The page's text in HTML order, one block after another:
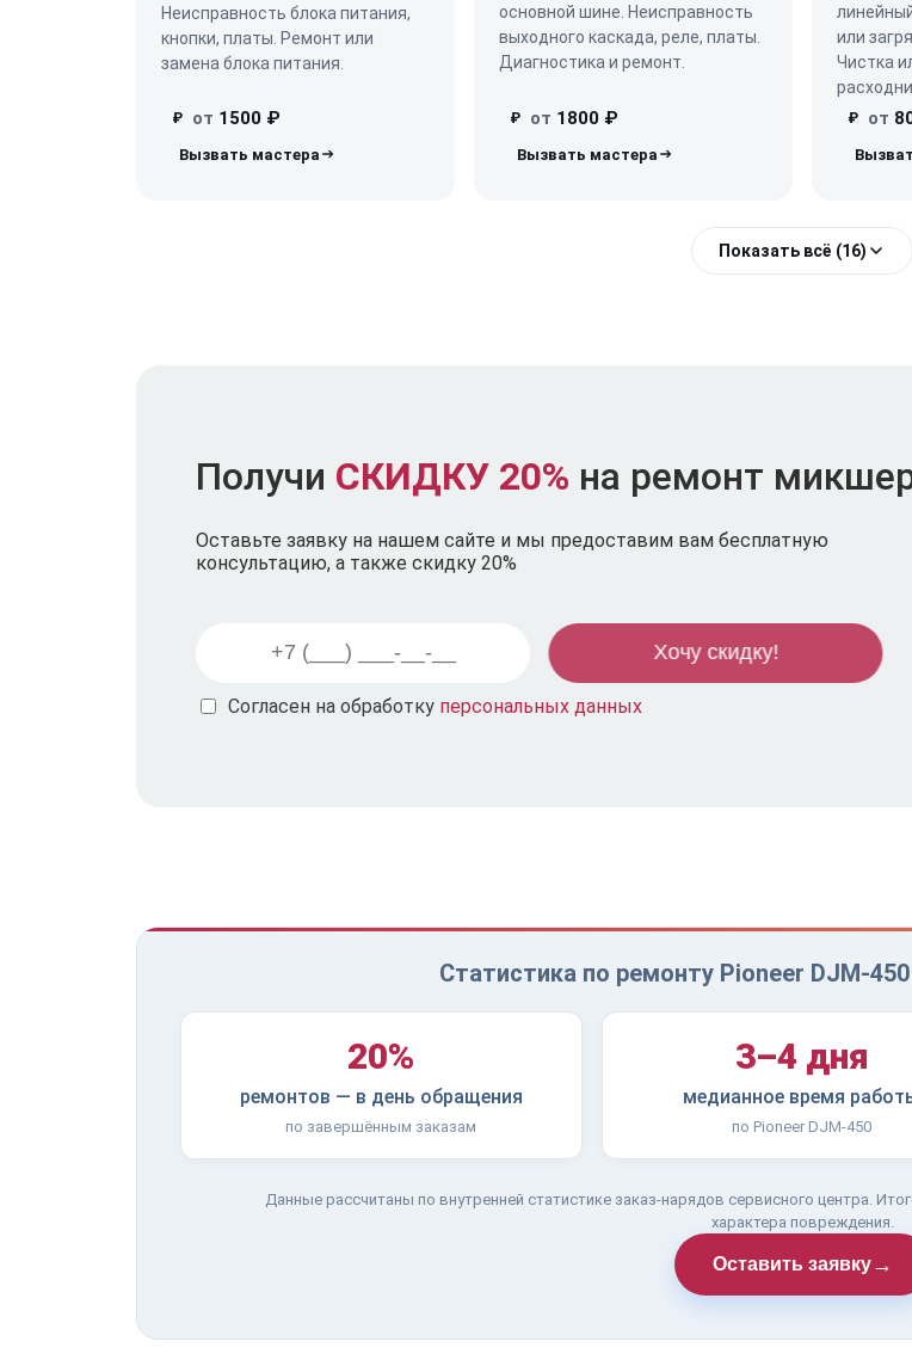
Неисправность блока питания,
кнопки, платы. Ремонт или
замена блока питания.
₽ от 1500 ₽
основной шине. Неисправность
выходного каскада, реле, платы.
Диагностика и ремонт.
₽ от 1800 ₽
или
Чистка
₽ от
Показать всё (16)
Получи СКИДКУ 20% на ремонт
Оставьте заявку на нашем сайте и мы предоставим вам бесплатную
консультацию, а также скидку 20%
Согласен на обработку персональных данных
Статистика по ремонту Pioneer DJM-
20%
ремонтов — в день обращения
по завершённым заказам
3–4 дня
медианное время
по Pioneer DJM-450
Данные рассчитаны по внутренней статистике заказ-нарядов сервисного центра.
характера повреждения.
Оставить заявку→